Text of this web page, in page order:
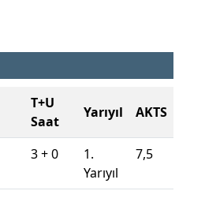
T+U
Saat
Yarıyıl AKTS
3 + 0
1.
Yarıyıl
7,5